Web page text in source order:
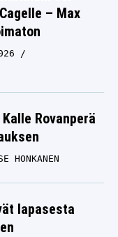
– Max
Rovanperä
HONKANEN
lapasesta